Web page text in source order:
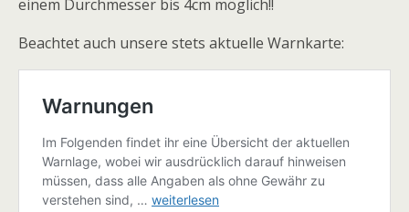
einem Durchmesser bis 4cm möglich!!
Beachtet auch unsere stets aktuelle Warnkarte: